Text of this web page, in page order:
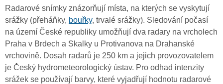
Radarové snímky znázorňují místa, na kterých se vyskytují
srážky (přeháňky, bouřky, trvalé srážky). Sledování počasí
na území České republiky umožňují dva radary na vrcholech
Praha v Brdech a Skalky u Protivanova na Drahanské
vrchovině. Dosah radarů je 250 km a jejich provozovatelem
je Český hydrometeorologický ústav. Pro odhad intenzity
srážek se používají barvy, které vyjadřují hodnotu radarové